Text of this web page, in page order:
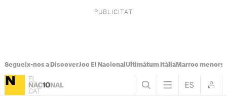
Segueix-nos a DiscoverJoc El Nacional Ultimàtum ItàliaMarroc menors